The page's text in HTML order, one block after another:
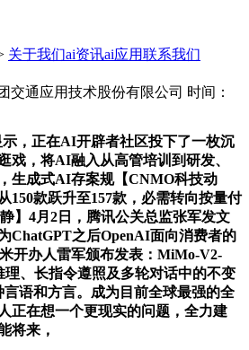
关于我们ai资讯ai应用联系我们
交通应用技术股份有限公司 时间：
，正在AI开辟者社区投下了一枚沉
戏，将AI融入从高管培训到研发、
生成式AI存案规【CNMO科技动
150款跃升至157款，必需转向按量付
】4月2日，腾讯公关总监张军发文
ChatGPT之后OpenAI面向消费者的
开办人雷军颁布发表：MiMo-V2-
、长指令遵照及多轮对话中的不变
语和方言。成为目前全球最强的全
正在想一个更现实的问题，全力建
将来，